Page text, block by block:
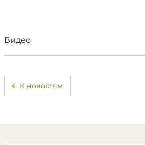
Видео
← К новостям